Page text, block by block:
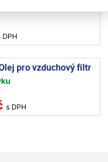
DPH
pro vzduchový filtr
s DPH